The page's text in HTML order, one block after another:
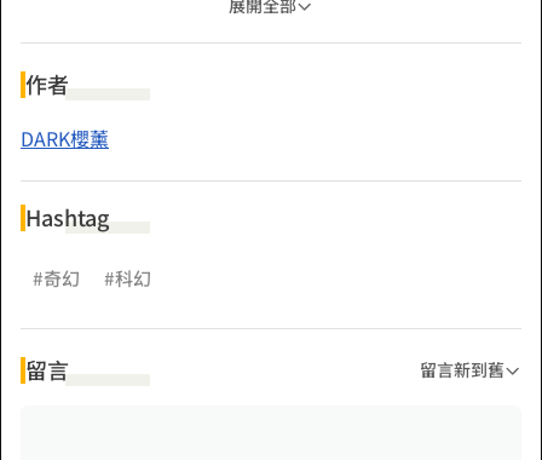
憎恨的起始、猜忌的種子，引導出的，卻是屬於覃家的秘辛。
紅色圍巾之下，究竟是什麼？
招領人、奪取人，抑或是，兩敗俱傷！
展開全部
作者
DARK櫻薰
Hashtag
#奇幻 #科幻
留言 留言新到舊